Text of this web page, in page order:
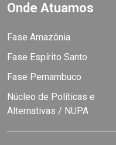
Onde Atuamos
Fase Amazônia
Fase Espírito Santo
Fase Pernambuco
Núcleo de Políticas e
Alternativas / NUPA